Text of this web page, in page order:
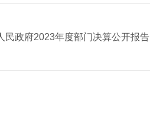
民政府2023年度部门决算公开报告